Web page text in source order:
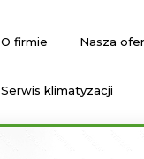
O firmie Nasza
Serwis klimatyzacji